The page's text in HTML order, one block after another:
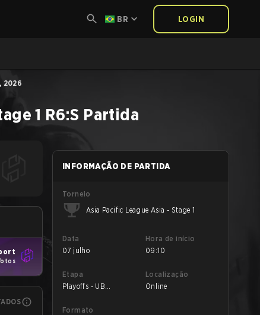
BR LOGIN
2026
1 R6:S Partida
INFORMAÇÃO DE PARTIDA
Torneio
Asia Pacific League Asia - Stage 1
Data
07 julho
Hora de início
09:10
Etapa
Playoffs - UB
Localização
Online
Formato